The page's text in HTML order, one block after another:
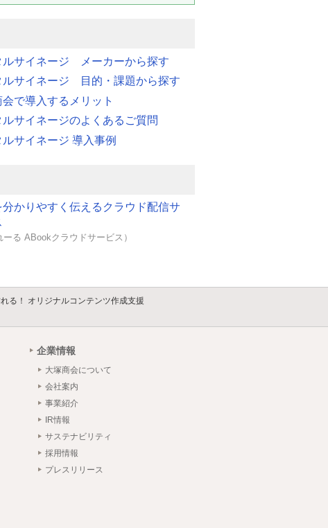
ルサイネージ メーカーから探す
ルサイネージ 目的・課題から探す
会で導入するメリット
ルサイネージのよくあるご質問
ルサイネージ 導入事例
分かりやすく伝えるクラウド配信サ
ーる ABookクラウドサービス）
る！ オリジナルコンテンツ作成支援
企業情報
大塚商会について
会社案内
事業紹介
IR情報
サステナビリティ
採用情報
プレスリリース